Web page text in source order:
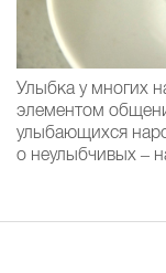
Улыбка у многих
элементом
улыбающихся
о неулыбчивых –